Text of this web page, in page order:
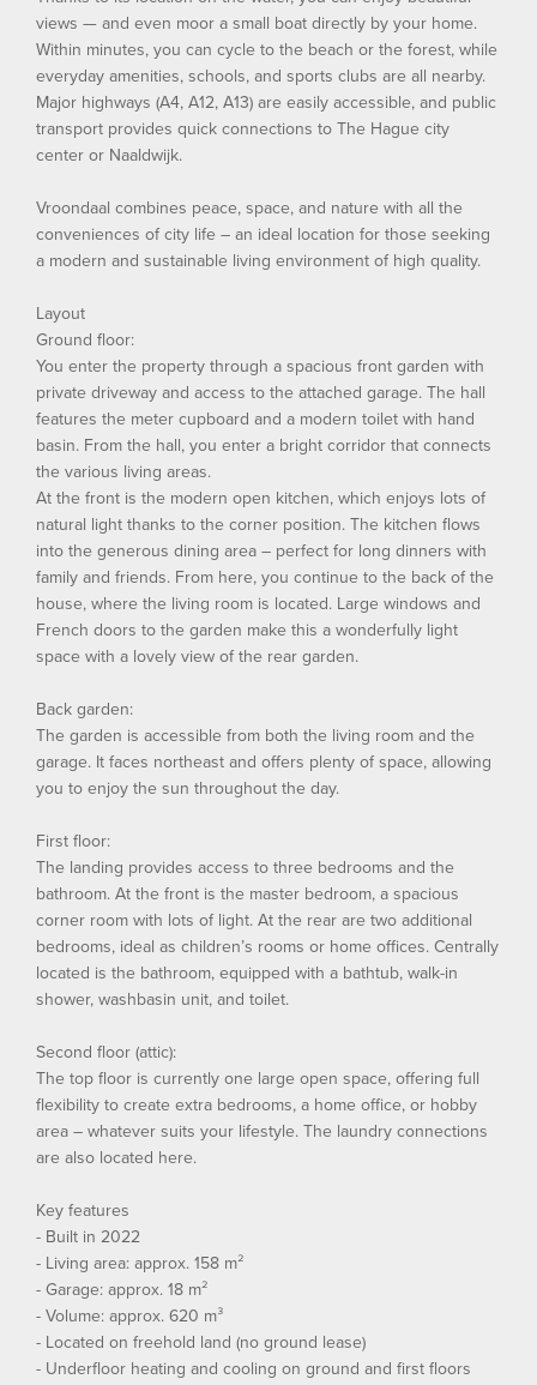
views — and even moor a small boat directly by your home.
Within minutes, you can cycle to the beach or the forest, while
everyday amenities, schools, and sports clubs are all nearby.
Major highways (A4, A12, A13) are easily accessible, and public
transport provides quick connections to The Hague city
center or Naaldwijk.
Vroondaal combines peace, space, and nature with all the
conveniences of city life – an ideal location for those seeking
a modern and sustainable living environment of high quality.
Layout
Ground floor:
You enter the property through a spacious front garden with
private driveway and access to the attached garage. The hall
features the meter cupboard and a modern toilet with hand
basin. From the hall, you enter a bright corridor that connects
the various living areas.
At the front is the modern open kitchen, which enjoys lots of
natural light thanks to the corner position. The kitchen flows
into the generous dining area – perfect for long dinners with
family and friends. From here, you continue to the back of the
house, where the living room is located. Large windows and
French doors to the garden make this a wonderfully light
space with a lovely view of the rear garden.
Back garden:
The garden is accessible from both the living room and the
garage. It faces northeast and offers plenty of space, allowing
you to enjoy the sun throughout the day.
First floor:
The landing provides access to three bedrooms and the
bathroom. At the front is the master bedroom, a spacious
corner room with lots of light. At the rear are two additional
bedrooms, ideal as children’s rooms or home offices. Centrally
located is the bathroom, equipped with a bathtub, walk-in
shower, washbasin unit, and toilet.
Second floor (attic):
The top floor is currently one large open space, offering full
flexibility to create extra bedrooms, a home office, or hobby
area – whatever suits your lifestyle. The laundry connections
are also located here.
Key features
- Built in 2022
- Living area: approx. 158 m²
- Garage: approx. 18 m²
- Volume: approx. 620 m³
- Located on freehold land (no ground lease)
- Underfloor heating and cooling on ground and first floors